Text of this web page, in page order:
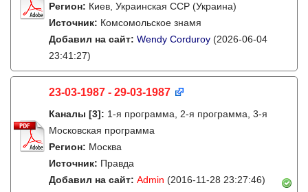
Регион: Киев, Украинская ССР (Украина)
Источник: Комсомольское знамя
Добавил на сайт: Wendy Corduroy (2026-06-04
23:41:27)
23-03-1987 - 29-03-1987
Каналы [3]: 1-я программа, 2-я программа, 3-я
Московская программа
Регион: Москва
Источник: Правда
Добавил на сайт: Admin (2016-11-28 23:27:46)